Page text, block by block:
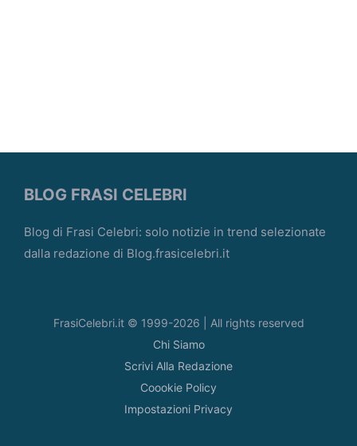
BLOG FRASI CELEBRI
Blog di Frasi Celebri: solo notizie in trend selezionate
dalla redazione di Blog.frasicelebri.it
FrasiCelebri.it © 1999-2026 | All rights reserved
Chi Siamo
Scrivi Alla Redazione
Coookie Policy
Impostazioni Privacy